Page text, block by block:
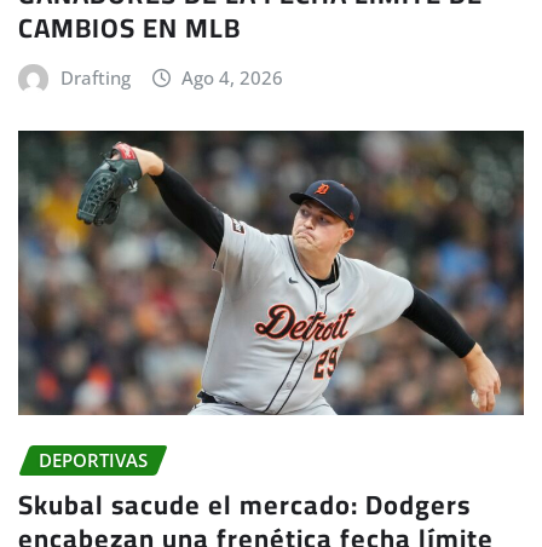
CAMBIOS EN MLB
Drafting Ago 4, 2026
DEPORTIVAS
Skubal sacude el mercado: Dodgers